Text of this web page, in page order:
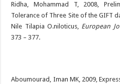
Ridha, Mohammad T, 2008,
Tolerance of Three Site of the GIFT
Nile Tilapia O.niloticus,European
373 – 377.
Aboumourad, Iman MK, 2009,